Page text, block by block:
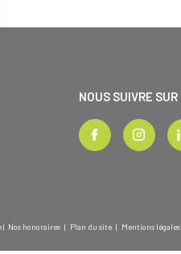
NOUS SUIVRE SUR
| Nos honoraires Plan du site Mentions légales